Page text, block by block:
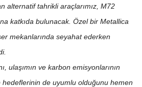
alternatif tahrikli araçlarımız, M72
katkıda bulunacak. Özel bir Metallica
mekanlarında seyahat ederken
ulaşımın ve karbon emisyonlarının
de uyumlu olduğunu hemen